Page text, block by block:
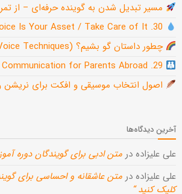
مسیر تبدیل شدن به گوینده حرفه‌ای – از
چطور داستان گو بشیم؟ (Storytelling Voice Techniques)
اصول انتخاب موسیقی و افکت برای نریشن
آخرین دیدگاه‌ها
علی علیزاده در متن ادبی برای گویندگان دوره
علی علیزاده در متن عاشقانه و احساسی برای
کلیک کنید “